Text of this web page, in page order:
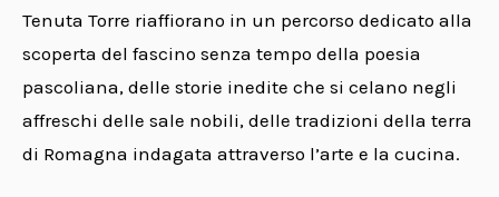
Tenuta Torre riaffiorano in un percorso dedicato alla
scoperta del fascino senza tempo della poesia
pascoliana, delle storie inedite che si celano negli
affreschi delle sale nobili, delle tradizioni della terra
di Romagna indagata attraverso l’arte e la cucina.